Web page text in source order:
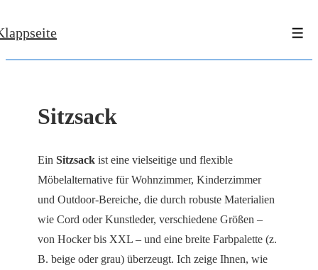
Zum
Sitzsack
Ein Sitzsack ist eine vielseitige und flexible
Möbelalternative für Wohnzimmer, Kinderzimmer
und Outdoor-Bereiche, die durch robuste Materialien
wie Cord oder Kunstleder, verschiedene Größen –
von Hocker bis XXL – und eine breite Farbpalette (z.
B. beige oder grau) überzeugt. Ich zeige Ihnen, wie